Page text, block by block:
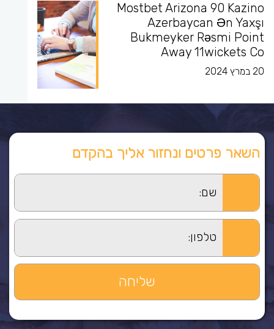
Mostbet Arizona 90 Kazino
Azerbaycan Ən Yaxşı
Bukmeyker Rəsmi Point
Away 11wickets Co
20 במרץ 2024
השאר פרטים ונחזור אליך בהקדם